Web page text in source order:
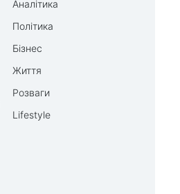
Аналітика
Політика
Бізнес
Життя
Розваги
Lifestyle